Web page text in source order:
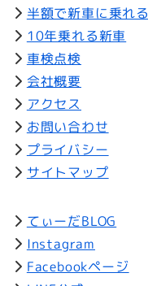
半額で新車に乗れる
10年乗れる新車
車検点検
会社概要
アクセス
お問い合わせ
プライバシー
サイトマップ
てぃーだBLOG
Instagram
Facebookページ